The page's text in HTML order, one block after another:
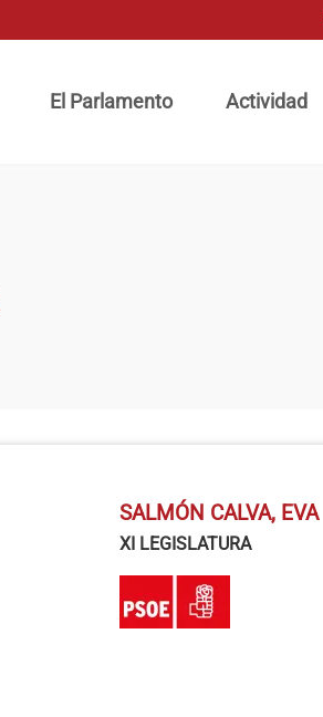
El Parlamento
Actividad
SALMÓN CALVA, EVA
XI LEGISLATURA